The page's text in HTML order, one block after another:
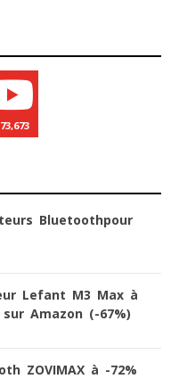
Bluetoothpour
Lefant M3 Max à
Amazon (-67%)
ZOVIMAX à -72%